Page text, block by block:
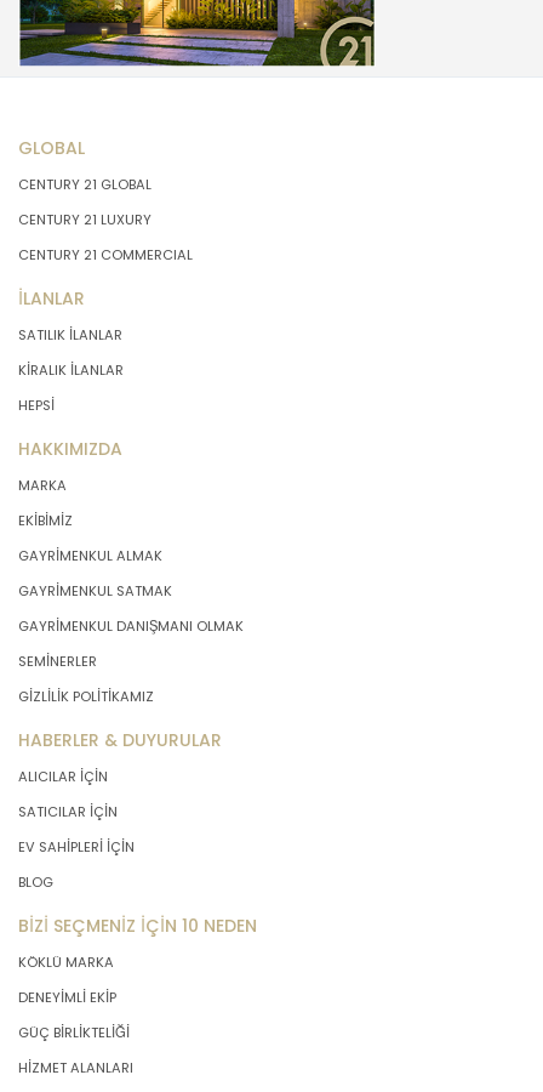
GLOBAL
CENTURY 21 GLOBAL
CENTURY 21 LUXURY
CENTURY 21 COMMERCIAL
İLANLAR
SATILIK İLANLAR
KİRALIK İLANLAR
HEPSİ
HAKKIMIZDA
MARKA
EKİBİMİZ
GAYRİMENKUL ALMAK
GAYRİMENKUL SATMAK
GAYRİMENKUL DANIŞMANI OLMAK
SEMİNERLER
GİZLİLİK POLİTİKAMIZ
HABERLER & DUYURULAR
ALICILAR İÇİN
SATICILAR İÇİN
EV SAHİPLERİ İÇİN
BLOG
BİZİ SEÇMENİZ İÇİN 10 NEDEN
KÖKLÜ MARKA
DENEYİMLİ EKİP
GÜÇ BİRLİKTELİĞİ
HİZMET ALANLARI